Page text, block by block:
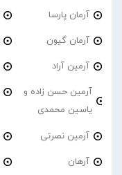
آرمان پارسا
آرمان گیون
آرمین آراد
آرمین حسن زاده و
یاسین محمدی
آرمین نصرتی
آرهان